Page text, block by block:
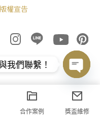
版權宣告
合作案例 獎盃維修
我們聯繫！
chaty